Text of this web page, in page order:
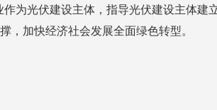
为光伏建设主体，指导光伏建设主体建
，加快经济社会发展全面绿色转型。